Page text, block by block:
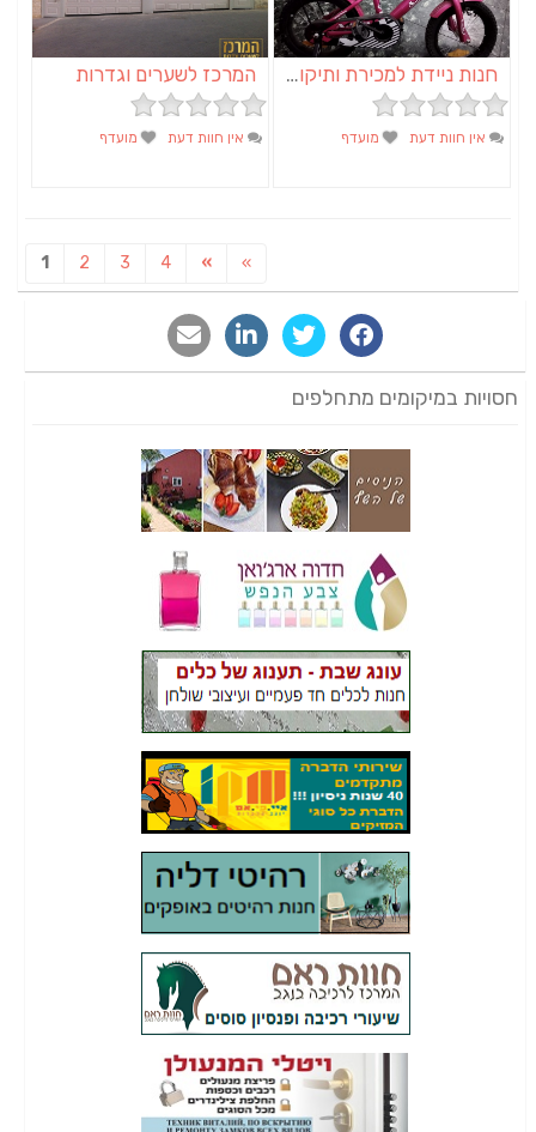
חנות ניידת למכירת ותיקון אופניים | מכנאופן
אין חוות דעת מועדף
המרכז לשערים וגדרות
אין חוות דעת מועדף
1 2 3 4 » »
חסויות במיקומים מתחלפים